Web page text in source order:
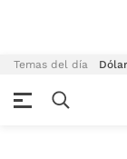
Temas del día